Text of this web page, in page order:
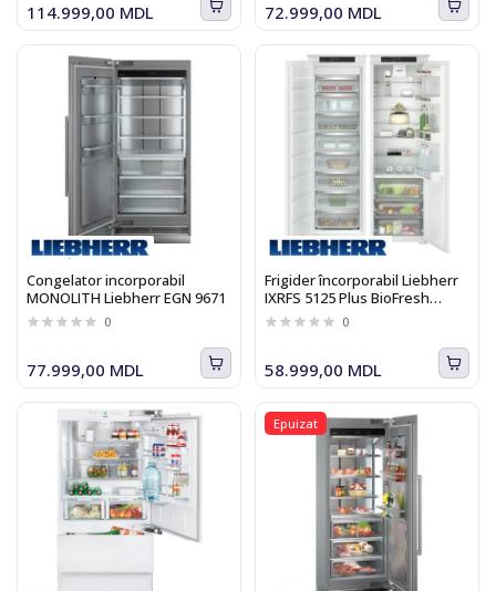
114.999,00 MDL 72.999,00 MDL
Congelator incorporabil
MONOLITH Liebherr EGN 9671
0
77.999,00 MDL
Frigider încorporabil Liebherr
IXRFS 5125 Plus BioFresh
NoFrost
0
58.999,00 MDL
Epuizat